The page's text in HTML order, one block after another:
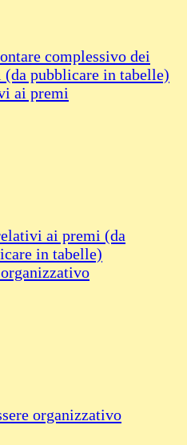
complessivo dei
(da pubblicare in tabelle)
ai premi
ai premi (da
in tabelle)
organizzativo